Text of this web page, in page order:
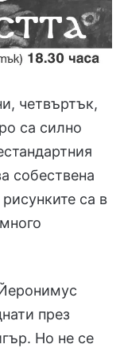
четвъртък,
са силно
собествена
са в
през
Но не се